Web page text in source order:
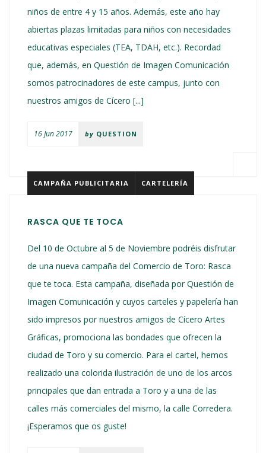
niños de entre 4 y 15 años. Además, este año hay
abiertas plazas limitadas para niños con necesidades
educativas especiales (TEA, TDAH, etc.). Recordad
que, además, en Questión de Imagen Comunicación
somos patrocinadores de este campus, junto con
nuestros amigos de Cícero [...]
16 Jun 2017 by QUESTION
CAMPAÑA PUBLICITARIA CARTELERÍA
RASCA QUE TE TOCA
Del 10 de Octubre al 5 de Noviembre podréis disfrutar
de una nueva campaña del Comercio de Toro: Rasca
que te toca. Esta campaña, diseñada por Questión de
Imagen Comunicación y cuyos carteles y papelería han
sido impresos por nuestros amigos de Cícero Artes
Gráficas, promociona las bondades que ofrecen la
ciudad de Toro y su comercio. Para el cartel, hemos
realizado una colorida ilustración de uno de los arcos
principales que dan entrada a Toro y a una de las
calles más comerciales del mismo, la calle Corredera.
¡Esperamos que os guste!